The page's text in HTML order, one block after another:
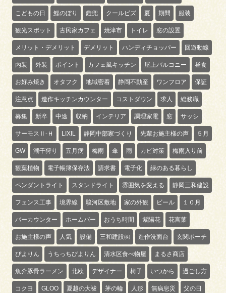
こどもの日 鯉のぼり 鎧兜 クールビズ 夏 期間 服装
観光スポット 古民家カフェ 焼津市 トイレ 窓の設置
メリット・デメリット デメリット ハンディチョッパー 回遊動線
内装 外装 ポイント カフェ風キッチン 屋上バルコニー 昼食
お好み焼き オタフク 地域密着 静岡不動産 ワンフロア 保証
注意点 造作キッチンカウンター コストダウン 求人 総務職
募集 新卒 中途 収納 インテリア 調理家電 窓 サッシ
サーモスⅡ-Ｈ LIXIL 静岡中部家づくり 先輩お施主様の声 ５月
GW 潮干狩り 五月病 梅雨 傘 雨 カビ対策 梅雨入り前
観葉植物 電子帳簿保存法 請求書 電子化 緑のある暮らし
ペンダントライト スタンドライト 雰囲気を変える 静岡三和建設
フェンス工事 境界線 駿河区敷地 家の外観 ビール １０月
バーカウンター ホームバー おうち時間 紫陽花 花言葉
お施主様の声 人気 設備 三和建設㈱ 造作洗面台 玄関ポーチ
ぴよりん うちっちぴよりん 清水区食べ物屋 まるさ商店
魚介豚骨ラーメン 北欧 デザイナー 椅子 いつから 過ごし方
コクヨ GLOO 夏越の大祓 茅の輪 人形 無病息災 父の日